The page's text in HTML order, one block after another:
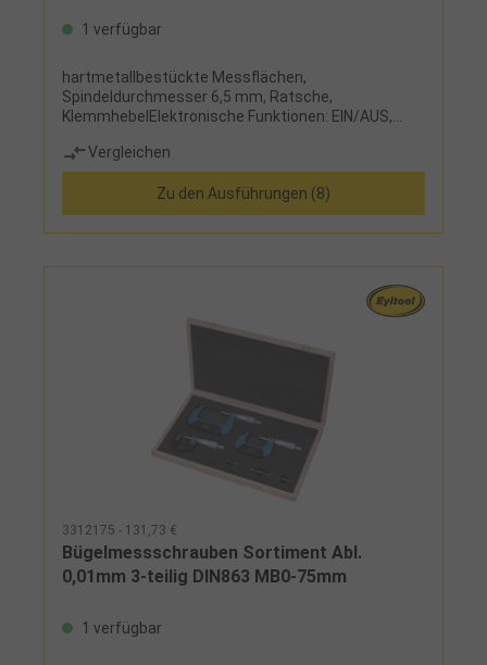
1 verfügbar
hartmetallbestückte Messflächen,
Spindeldurchmesser 6,5 mm, Ratsche,
KlemmhebelElektronische Funktionen: EIN/AUS,
ABS/INCLieferumfang:Messschraube, Knopfzelle
D357, Etui, ab Messbereich 25-50 mm mit
Vergleichen
Zu den Ausführungen (8)
3312175 - 131,73 €
Bügelmessschrauben Sortiment Abl.
0,01mm 3-teilig DIN863 MB0-75mm
1 verfügbar